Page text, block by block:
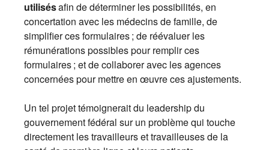
utilisésafin de déterminer les possibilités, en
concertation avec les médecins de famille, de
simplifier ces formulaires ; de réévaluer les
rémunérations possibles pour remplir ces
formulaires ; et de collaborer avec les agences
concernées pour mettre en œuvre ces ajustements.
Un tel projet témoignerait du leadership du
gouvernement fédéral sur un problème qui touche
directement les travailleurs et travailleuses de la